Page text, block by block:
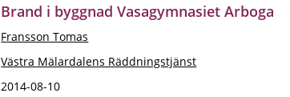
Brand i byggnad Vasagymnasiet Arboga
Fransson Tomas
Västra Mälardalens Räddningstjänst
2014-08-10